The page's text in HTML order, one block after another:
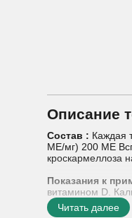
Описание
Состав : Каждая
МЕ/мг) 200 МЕ
кроскармеллоза
Показания к
витамином D.
помогает
Читать далее